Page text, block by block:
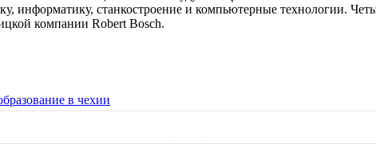
информатику, станкостроение и компьютерные технологии.
компании Robert Bosch.
в чехии